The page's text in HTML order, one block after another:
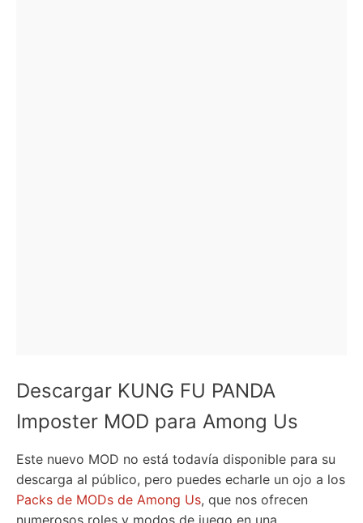
Descargar KUNG FU PANDA
Imposter MOD para Among Us
Este nuevo MOD no está todavía disponible para su
descarga al público, pero puedes echarle un ojo a los
Packs de MODs de Among Us, que nos ofrecen